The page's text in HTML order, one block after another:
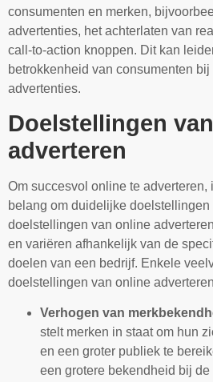
consumenten en merken,
advertenties, het achterlaten van
call-to-action knoppen. Dit kan
betrokkenheid van consumenten
advertenties.
Doelstellingen
adverteren
Om succesvol online te adverteren,
belang om duidelijke doelstellingen
doelstellingen van online
en variëren afhankelijk van de
doelen van een bedrijf. Enkele
doelstellingen van online
Verhogen van
stelt merken in staat om hun
en een groter publiek te
een grotere bekendheid bij de